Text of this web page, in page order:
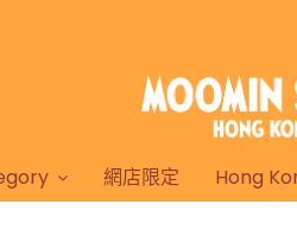
網店限定 Hong